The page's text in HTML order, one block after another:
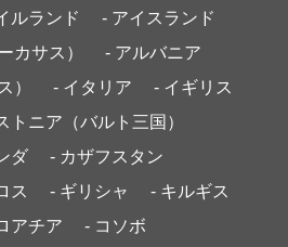
ルランド
- アイスランド
カサス）
- アルバニア
）
- イタリア
- イギリス
トニア（バルト三国）
ダ
- カザフスタン
ス - ギリシャ
- キルギス
アチア
- コソボ